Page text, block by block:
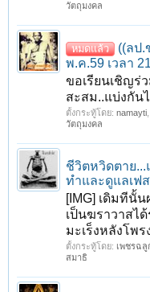
วัตถุมงคล
หมดแล้ว
((ลป
พ.ค.59 เวลา
ขอเรียนเชิญร่
สะสม..แบ่งกัน
ตั้งกระทู้โดย: namayti
วัตถุมงคล
ชีวิตหวิดตาย
ทำและดูแลเฟ
[IMG] เดิมทีนั้
เป็นฆราวาสไ
มะเร็งหลังโพ
ตั้งกระทู้โดย: เพชรฉ
สมาธิ